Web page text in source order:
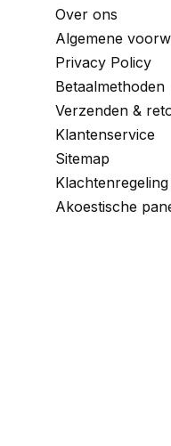
Over ons
Algemene
Privacy Policy
Betaalmethoden
Verzenden &
Klantenservice
Sitemap
Klachtenregeling
Akoestische